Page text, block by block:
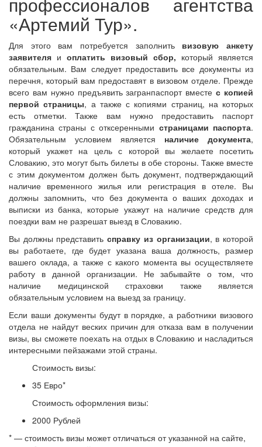
«Артемий Тур».
Для этого вам потребуется заполнить визовую анкету
заявителя и оплатить визовый сбор, который является
обязательным. Вам следует предоставить все документы из
перечня, который вам предоставят в визовом отделе. Прежде
всего вам нужно предъявить загранпаспорт вместес копией
первой страницы, а также с копиями страниц, на которых
есть отметки. Также вам нужно предоставить паспорт
гражданина страны с отксеренными страницами паспорта.
Обязательным условием является наличие документа,
который укажет на цель с которой вы желаете посетить
Словакию, это могут быть билеты в обе стороны. Также вместе
с этим документом должен быть документ, подтверждающий
наличие временного жилья или регистрация в отеле. Вы
должны запомнить, что без документа о ваших доходах и
выписки из банка, которые укажут на наличие средств для
поездки вам не разрешат выезд в Словакию.
Вы должны представитьсправку из организации, в которой
вы работаете, где будет указана ваша должность, размер
вашего оклада, а также с какого момента вы осуществляете
работу в данной организации. Не забывайте о том, что
наличие медицинской страховки также является
обязательным условием на выезд за границу.
Если ваши документы будут в порядке, а работники визового
отдела не найдут веских причин для отказа вам в получении
визы, вы сможете поехать на отдых в Словакию и насладиться
интересными пейзажами этой страны.
Стоимость визы:
35 Евро*
Стоимость оформления визы:
2000 Рублей
* — стоимость визы может отличаться от указанной на сайте,